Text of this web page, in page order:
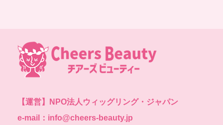
【運営】
NPO法人ウィッグリング・ジャパン
e-mail：info@cheers-beauty.jp